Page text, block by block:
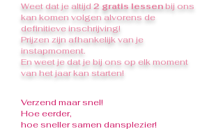
Weet dat je altijd 2 gratis lessenbij ons
kan komen volgen alvorens de
definitieve inschrijving!
Prijzen zijn afhankelijk van je
instapmoment.
En weet je dat je bij ons op elk moment
van het jaar kan starten!
Verzend maar snel!
Hoe eerder,
hoe sneller samen dansplezier!